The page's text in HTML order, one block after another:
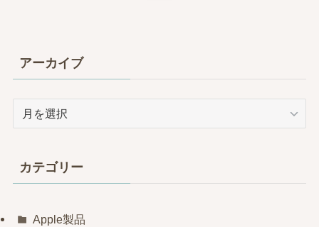
アーカイブ
ブ
カテゴリー
Apple製品